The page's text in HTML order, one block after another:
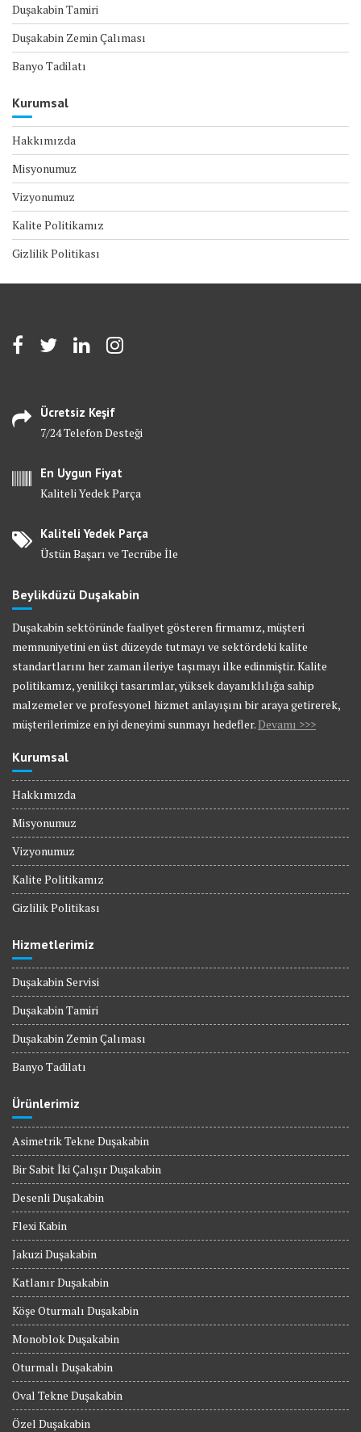
Duşakabin Tamiri
Duşakabin Zemin Çalıması
Banyo Tadilatı
Kurumsal
Hakkımızda
Misyonumuz
Vizyonumuz
Kalite Politikamız
Gizlilik Politikası
Ücretsiz Keşif
7/24 Telefon Desteği
En Uygun Fiyat
Kaliteli Yedek Parça
Kaliteli Yedek Parça
Üstün Başarı ve Tecrübe İle
Beylikdüzü Duşakabin
Duşakabin sektöründe faaliyet gösteren firmamız, müşteri
memnuniyetini en üst düzeyde tutmayı ve sektördeki kalite
standartlarını her zaman ileriye taşımayı ilke edinmiştir. Kalite
politikamız, yenilikçi tasarımlar, yüksek dayanıklılığa sahip
malzemeler ve profesyonel hizmet anlayışını bir araya getirerek,
müşterilerimize en iyi deneyimi sunmayı hedefler. Devamı >>>
Kurumsal
Hakkımızda
Misyonumuz
Vizyonumuz
Kalite Politikamız
Gizlilik Politikası
Hizmetlerimiz
Duşakabin Servisi
Duşakabin Tamiri
Duşakabin Zemin Çalıması
Banyo Tadilatı
Ürünlerimiz
Asimetrik Tekne Duşakabin
Bir Sabit İki Çalışır Duşakabin
Desenli Duşakabin
Flexi Kabin
Jakuzi Duşakabin
Katlanır Duşakabin
Köşe Oturmalı Duşakabin
Monoblok Duşakabin
Oturmalı Duşakabin
Oval Tekne Duşakabin
Özel Duşakabin